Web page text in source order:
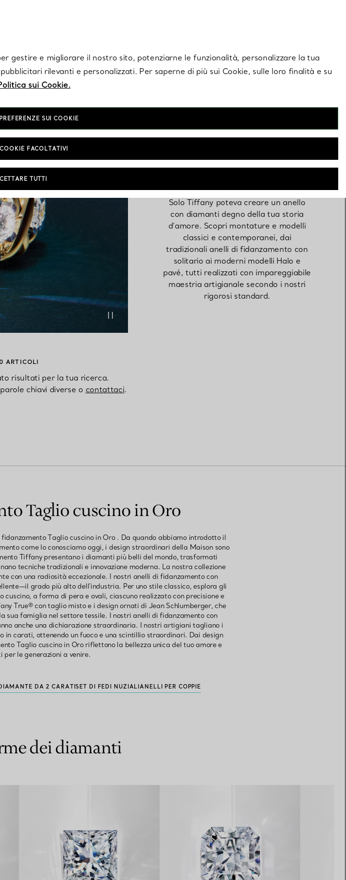
Elsa Peretti®
Come scegliere il tuo anello di
fidanzamento
Anelli di
fidanzamento
Solo Tiffany poteva creare un anello
con diamanti degno della tua storia
d’amore. Scopri montature e modelli
classici e contemporanei, dai
tradizionali anelli di fidanzamento con
solitario ai moderni modelli Halo e
pavé, tutti realizzati con impareggiabile
maestria artigianale secondo i nostri
rigorosi standard.
ARTICOLI
risultati per la tua ricerca.
chiavi diverse o contattaci.
Taglio cuscino in Oro
Taglio cuscino in Oro . Da quando abbiamo introdotto il
come lo conosciamo oggi, i design straordinari della Maison sono
Tiffany presentano i diamanti più belli del mondo, trasformati
tecniche tradizionali e innovazione moderna. La nostra collezione
con una radiosità eccezionale. I nostri anelli di fidanzamento con
grado più alto dell'industria. Per uno stile classico, esplora gli
a forma di pera e ovali, ciascuno realizzato con precisione e
True® con taglio misto e i design ornati di Jean Schlumberger, che
famiglia nel settore tessile. I nostri anelli di fidanzamento con
anche una dichiarazione straordinaria. I nostri artigiani tagliano i
carati, ottenendo un fuoco e una scintillio straordinari. Dai design
Taglio cuscino in Oro riflettono la bellezza unica del tuo amore e
per le generazioni a venire.
DA 2 CARATISET DI FEDI NUZIALIANELLI PER COPPIE
dei diamanti
gestire e migliorare il nostro sito, potenziarne le funzionalità, personalizzare la tua
rilevanti e personalizzati. Per saperne di più sui Cookie, sulle loro finalità e su
sui Cookie.
SUI COOKIE
FACOLTATIVI
TUTTI